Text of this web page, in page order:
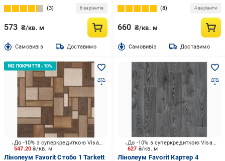
3 6 варіантів
573 ₴/кв. м
Cамовивіз Доставимо
8 4 варіанти
660 ₴/кв. м
Cамовивіз Доставимо
547.20₴/кв. м
До -10% з суперкредиткою Visa Вигода
Лінолеум Favorit Стобо 1 Tarkett
627 ₴/кв. м
До -10% з суперкредиткою Visa Вигода
Лінолеум Favorit Картер 4